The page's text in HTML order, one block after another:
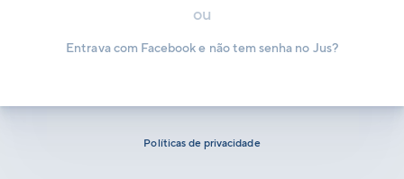
ou
Entrava com Facebook e não tem senha no Jus?
Políticas de privacidade